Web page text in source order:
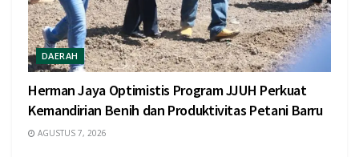
DAERAH
Herman Jaya Optimistis Program JJUH Perkuat
Kemandirian Benih dan Produktivitas Petani Barru
AGUSTUS 7, 2026